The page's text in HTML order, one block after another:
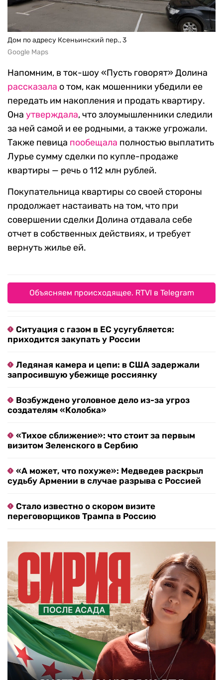
Дом по адресу Ксеньинский пер., 3
Google Maps
Напомним, в ток-шоу «Пусть говорят» Долина
рассказала о том, как мошенники убедили ее
передать им накопления и продать квартиру.
Она утверждала, что злоумышленники следили
за ней самой и ее родными, а также угрожали.
Также певица пообещала полностью выплатить
Лурье сумму сделки по купле-продаже
квартиры — речь о 112 млн рублей.
Покупательница квартиры со своей стороны
продолжает настаивать на том, что при
совершении сделки Долина отдавала себе
отчет в собственных действиях, и требует
вернуть жилье ей.
Объясняем происходящее. RTVI в Telegram
Ситуация с газом в ЕС усугубляется:
приходится закупать у России
Ледяная камера и цепи: в США задержали
запросившую убежище россиянку
Возбуждено уголовное дело из-за угроз
создателям «Колобка»
«Тихое сближение»: что стоит за первым
визитом Зеленского в Сербию
«А может, что похуже»: Медведев раскрыл
судьбу Армении в случае разрыва с Россией
Стало известно о скором визите
переговорщиков Трампа в Россию